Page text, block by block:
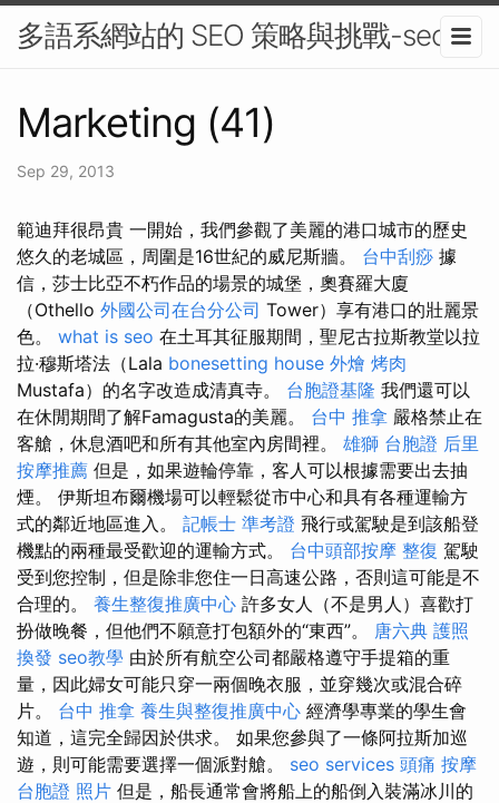
多語系網站的 SEO 策略與挑戰-seo
Marketing (41)
Sep 29, 2013
範迪拜很昂貴 一開始，我們參觀了美麗的港口城市的歷史
悠久的老城區，周圍是16世紀的威尼斯牆。 台中刮痧 據
信，莎士比亞不朽作品的場景的城堡，奧賽羅大廈
（Othello 外國公司在台分公司 Tower）享有港口的壯麗景
色。 what is seo 在土耳其征服期間，聖尼古拉斯教堂以拉
拉·穆斯塔法（Lala bonesetting house 外燴 烤肉
Mustafa）的名字改造成清真寺。 台胞證基隆 我們還可以
在休閒期間了解Famagusta的美麗。 台中 推拿 嚴格禁止在
客艙，休息酒吧和所有其他室內房間裡。 雄獅 台胞證 后里
按摩推薦 但是，如果遊輪停靠，客人可以根據需要出去抽
煙。 伊斯坦布爾機場可以輕鬆從市中心和具有各種運輸方
式的鄰近地區進入。 記帳士 準考證 飛行或駕駛是到該船登
機點的兩種最受歡迎​​的運輸方式。 台中頭部按摩 整復 駕駛
受到您控制，但是除非您住一日高速公路，否則這可能是不
合理的。 養生整復推廣中心 許多女人（不是男人）喜歡打
扮做晚餐，但他們不願意打包額外的“東西”。 唐六典 護照
換發 seo教學 由於所有航空公司都嚴格遵守手提箱的重
量，因此婦女可能只穿一兩個晚衣服，並穿幾次或混合碎
片。 台中 推拿 養生與整復推廣中心 經濟學專業的學生會
知道，這完全歸因於供求。 如果您參與了一條阿拉斯加巡
遊，則可能需要選擇一個派對艙。 seo services 頭痛 按摩
台胞證 照片 但是，船長通常會將船上的船倒入裝滿冰川的